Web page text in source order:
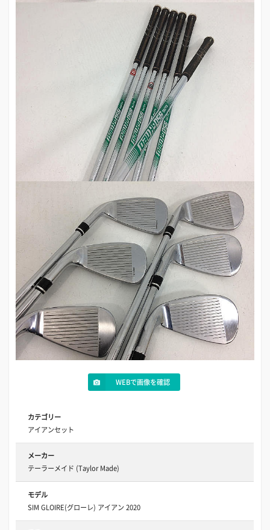
WEBで画像を確認
カテゴリー
アイアンセット
メーカー
テーラーメイド (Taylor Made)
モデル
SIM GLOIRE(グローレ) アイアン 2020